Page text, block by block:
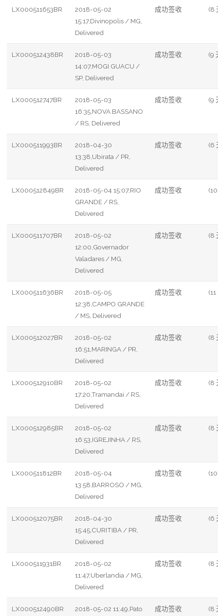
LX000511653BR
2018-05-02
15:17,Divinopolis / MG,
Delivered
成功签收 (8
LX000512438BR
2018-05-03
14:07,MOGI GUACU /
SP, Delivered
成功签收 (9
LX000512747BR
2018-05-03
16:35,NOVA BASSANO
/ RS, Delivered
成功签收 (9
LX000511993BR
2018-04-30
13:38,Ubirata / PR,
Delivered
成功签收 (6
LX000512849BR
2018-05-04 15:07,RIO
GRANDE / RS,
Delivered
成功签收
LX000511707BR
2018-05-02
12:00,Governador
Valadares / MG,
Delivered
成功签收 (8
LX000511636BR
2018-05-05
12:38,CAMPO GRANDE
/ MS, Delivered
成功签收
LX000512027BR
2018-05-02
16:51,MARINGA / PR,
Delivered
成功签收 (8
LX000512910BR
2018-05-02
17:20,Tramandai / RS,
Delivered
成功签收 (8
LX000512985BR
2018-05-02
16:53,IGREJINHA / RS,
Delivered
成功签收 (8
LX000511812BR
2018-05-04
13:58,BARROSO / MG,
Delivered
成功签收
LX000512075BR
2018-04-30
15:45,CURITIBA / PR,
Delivered
成功签收 (6
LX000511931BR
2018-05-02
11:47,Uberlandia / MG,
Delivered
成功签收 (8
LX000512490BR
2018-05-02 11:49,Pato
成功签收 (8